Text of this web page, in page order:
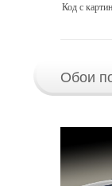
Код с
Обои